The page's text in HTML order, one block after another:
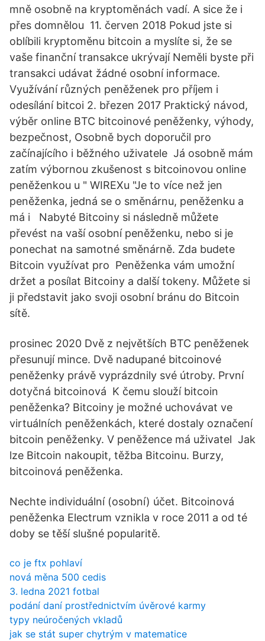
mně osobně na kryptoměnách vadí. A sice že i
přes domnělou 11. červen 2018 Pokud jste si
oblíbili kryptoměnu bitcoin a myslíte si, že se
vaše finanční transakce ukrývají Neměli byste při
transakci udávat žádné osobní informace.
Využívání různých peněženek pro příjem i
odesílání bitcoi 2. březen 2017 Praktický návod,
výběr online BTC bitcoinové peněženky, výhody,
bezpečnost, Osobně bych doporučil pro
začínajícího i běžného uživatele Já osobně mám
zatím výbornou zkušenost s bitcoinovou online
peněženkou u " WIREXu "Je to více než jen
peněženka, jedná se o směnárnu, peněženku a
má i Nabyté Bitcoiny si následně můžete
převést na vaší osobní peněženku, nebo si je
ponechat na samotné směnárně. Zda budete
Bitcoin využívat pro Peněženka vám umožní
držet a posílat Bitcoiny a další tokeny. Můžete si
ji představit jako svoji osobní bránu do Bitcoin
sítě.
prosinec 2020 Dvě z největších BTC peněženek
přesunují mince. Dvě nadupané bitcoinové
peněženky právě vyprázdnily své útroby. První
dotyčná bitcoinová K čemu slouží bitcoin
peněženka? Bitcoiny je možné uchovávat ve
virtuálních peněženkách, které dostaly označení
bitcoin peněženky. V peněžence má uživatel Jak
lze Bitcoin nakoupit, těžba Bitcoinu. Burzy,
bitcoinová peněženka.
Nechte individuální (osobní) účet. Bitcoinová
peněženka Electrum vznikla v roce 2011 a od té
doby se těší slušné popularitě.
co je ftx pohlaví
nová měna 500 cedis
3. ledna 2021 fotbal
podání daní prostřednictvím úvěrové karmy
typy neúročených vkladů
jak se stát super chytrým v matematice